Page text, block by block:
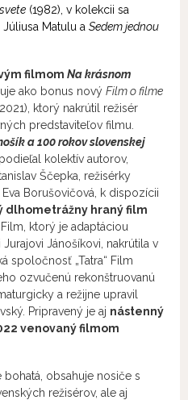
(1982), v kolekcii sa
Júliusa Matulu a Sedem jednou
filmom Na krásnom
ako bonus nový Film o filme
ktorý nakrútil režisér
predstaviteľov filmu.
a 100 rokov slovenskej
kolektív autorov,
Ščepka, režisérky
Borušovičová, k dispozícii
dlhometrážny hraný film
. Film, ktorý je adaptáciou
Jánošíkovi, nakrútila v
spoločnosť „Tatra“ Film
ozvučenú rekonštruovanú
a režijne upravil
Pripravený je aj nástenný
venovaný filmom
bohatá, obsahuje nosiče s
režisérov, ale aj